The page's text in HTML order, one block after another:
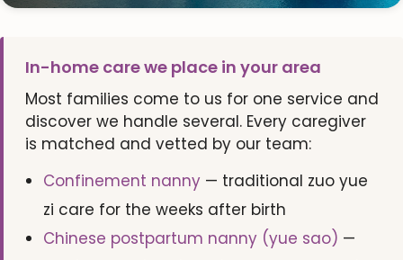
In-home care we place in your area
Most families come to us for one service and
discover we handle several. Every caregiver
is matched and vetted by our team:
Confinement nanny — traditional zuo yue
zi care for the weeks after birth
Chinese postpartum nanny (yue sao) —